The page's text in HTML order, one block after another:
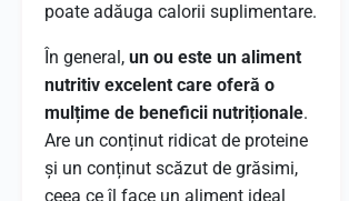
poate adăuga calorii suplimentare.
În general, un ou este un aliment
nutritiv excelent care oferă o
mulțime de beneficii nutriționale.
Are un conținut ridicat de proteine
și un conținut scăzut de grăsimi,
ceea ce îl face un aliment ideal